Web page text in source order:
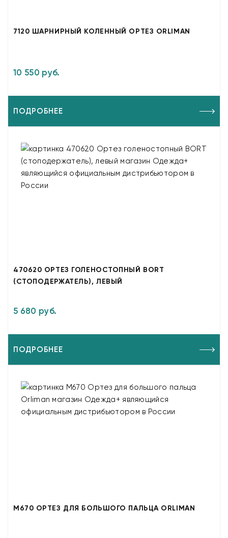
7120 ШАРНИРНЫЙ КОЛЕННЫЙ ОРТЕЗ ORLIMAN
10 550 руб.
ПОДРОБНЕЕ
470620 ОРТЕЗ ГОЛЕНОСТОПНЫЙ BORT
(СТОПОДЕРЖАТЕЛЬ), ЛЕВЫЙ
5 680 руб.
ПОДРОБНЕЕ
M670 ОРТЕЗ ДЛЯ БОЛЬШОГО ПАЛЬЦА ORLIMAN